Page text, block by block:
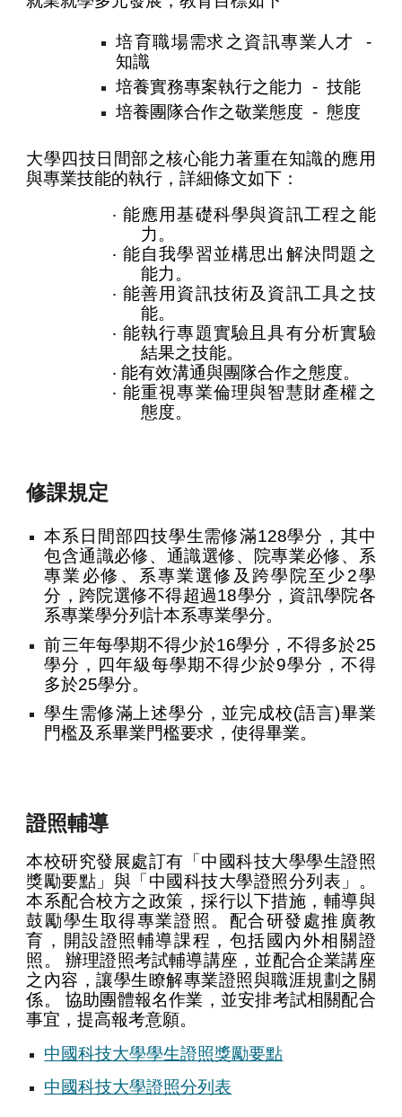
培育職場需求之資訊專業人才 -
知識
培養實務專案執行之能力 - 技能
培養團隊合作之敬業態度 - 態度
大學四技日間部之核心能力著重在知識的應用
與專業技能的執行，詳細條文如下：
‧ 能應用基礎科學與資訊工程之能
力。
‧ 能自我學習並構思出解決問題之
能力。
‧ 能善用資訊技術及資訊工具之技
能。
‧ 能執行專題實驗且具有分析實驗
結果之技能。
‧ 能有效溝通與團隊合作之態度。
‧ 能重視專業倫理與智慧財產權之
態度。
修課規定
本系日間部四技學生需修滿128學分，其中
包含通識必修、 通識選修、院專業必修、系
專業必修、系專業選修及跨學院至少2學
分 ， 跨院選修不得超過18學分，資訊學院各
系專業學分列計本系專業學分。
前三年每學期不得少於16學分，不得多於25
學分，四年級每學期不得少於9學分，不得
多於25學分。
學生需修滿上述學分，並完成校(語言)畢業
門檻及系畢業門檻要求，使得畢業。
證照輔導
本校研究發展處訂有 「中國科技大學學生證照
獎勵要點」 與 「中國科技大學證照分列表」
。
本系配合校方之政策，採行以下措施，輔導與
鼓勵學生取得專業證照。配合研發處推廣教
育，開設證照輔導課程，包括國內外相關證
照。 辦理證照考試輔導講座，並配合企業講座
之內容，讓學生瞭解專業證照與職涯規劃之關
係。 協助團體報名作業，並安排考試相關配合
事宜，提高報考意願。
中國科技大學學生證照獎勵要點
中國科技大學證照分列表